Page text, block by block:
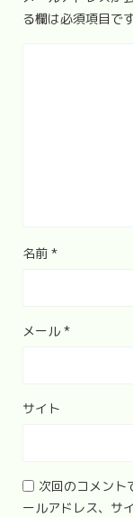
る欄は必須項目で
名前 *
メール *
サイト
次回のコメント
ールアドレス、サ